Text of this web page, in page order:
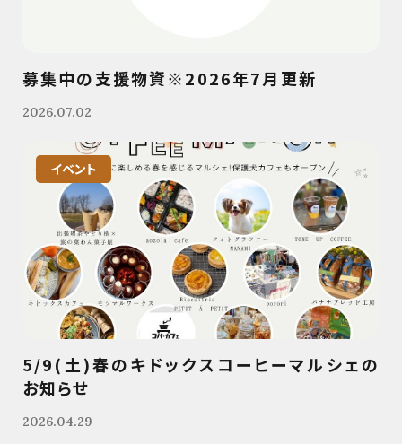
募集中の支援物資※2026年7月更新
2026.07.02
イベント
5/9(土)春のキドックスコーヒーマルシェの
お知らせ
2026.04.29